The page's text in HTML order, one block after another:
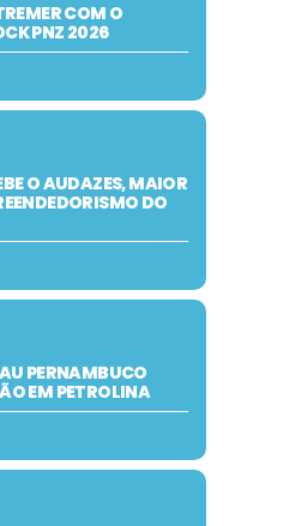
COM O
PNZ 2026
O AUDAZES, MAIOR
DO
PERNAMBUCO
EM PETROLINA